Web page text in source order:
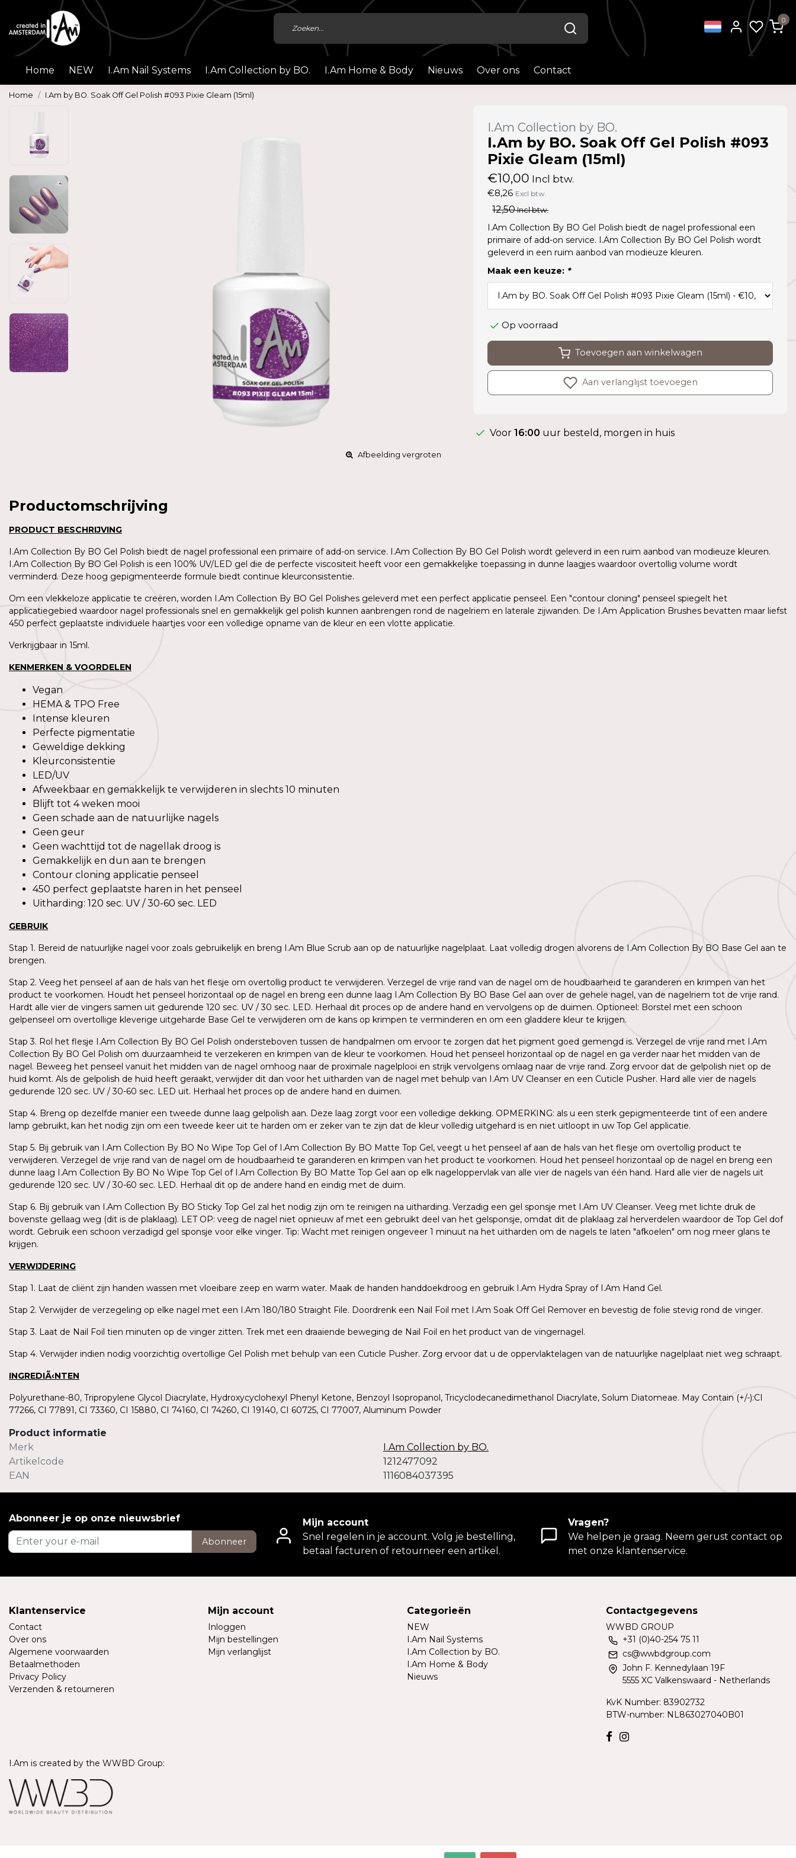
0
Home NEW I.Am Nail Systems I.Am Collection by BO. I.Am Home & Body Nieuws Over ons Contact
Home I.Am by BO. Soak Off Gel Polish #093 Pixie Gleam (15ml)
Afbeelding vergroten
I.Am Collection by BO.
I.Am by BO. Soak Off Gel Polish #093
Pixie Gleam (15ml)
€10,00 Incl btw.
€8,26 Excl btw.
12,50Incl btw.
I.Am Collection By BO Gel Polish biedt de nagel professional een
primaire of add-on service. I.Am Collection By BO Gel Polish wordt
geleverd in een ruim aanbod van modieuze kleuren.
Maak een keuze: *
Op voorraad
Toevoegen aan winkelwagen
Aan verlanglijst toevoegen
Voor 16:00 uur besteld, morgen in huis
Productomschrijving
PRODUCT BESCHRIJVING
I.Am Collection By BO Gel Polish biedt de nagel professional een primaire of add-on service. I.Am Collection By BO Gel Polish wordt geleverd in een ruim aanbod van modieuze kleuren.
I.Am Collection By BO Gel Polish is een 100% UV/LED gel die de perfecte viscositeit heeft voor een gemakkelijke toepassing in dunne laagjes waardoor overtollig volume wordt
verminderd. Deze hoog gepigmenteerde formule biedt continue kleurconsistentie.
Om een vlekkeloze applicatie te creëren, worden I.Am Collection By BO Gel Polishes geleverd met een perfect applicatie penseel. Een "contour cloning" penseel spiegelt het
applicatiegebied waardoor nagel professionals snel en gemakkelijk gel polish kunnen aanbrengen rond de nagelriem en laterale zijwanden. De I.Am Application Brushes bevatten maar liefst
450 perfect geplaatste individuele haartjes voor een volledige opname van de kleur en een vlotte applicatie.
Verkrijgbaar in 15ml.
KENMERKEN & VOORDELEN
Vegan
HEMA & TPO Free
Intense kleuren
Perfecte pigmentatie
Geweldige dekking
Kleurconsistentie
LED/UV
Afweekbaar en gemakkelijk te verwijderen in slechts 10 minuten
Blijft tot 4 weken mooi
Geen schade aan de natuurlijke nagels
Geen geur
Geen wachttijd tot de nagellak droog is
Gemakkelijk en dun aan te brengen
Contour cloning applicatie penseel
450 perfect geplaatste haren in het penseel
Uitharding: 120 sec. UV / 30-60 sec. LED
GEBRUIK
Stap 1. Bereid de natuurlijke nagel voor zoals gebruikelijk en breng I.Am Blue Scrub aan op de natuurlijke nagelplaat. Laat volledig drogen alvorens de I.Am Collection By BO Base Gel aan te
brengen.
Stap 2. Veeg het penseel af aan de hals van het flesje om overtollig product te verwijderen. Verzegel de vrije rand van de nagel om de houdbaarheid te garanderen en krimpen van het
product te voorkomen. Houdt het penseel horizontaal op de nagel en breng een dunne laag I.Am Collection By BO Base Gel aan over de gehele nagel, van de nagelriem tot de vrije rand.
Hardt alle vier de vingers samen uit gedurende 120 sec. UV / 30 sec. LED. Herhaal dit proces op de andere hand en vervolgens op de duimen. Optioneel: Borstel met een schoon
gelpenseel om overtollige kleverige uitgeharde Base Gel te verwijderen om de kans op krimpen te verminderen en om een gladdere kleur te krijgen.
Stap 3. Rol het flesje I.Am Collection By BO Gel Polish ondersteboven tussen de handpalmen om ervoor te zorgen dat het pigment goed gemengd is. Verzegel de vrije rand met I.Am
Collection By BO Gel Polish om duurzaamheid te verzekeren en krimpen van de kleur te voorkomen. Houd het penseel horizontaal op de nagel en ga verder naar het midden van de
nagel. Beweeg het penseel vanuit het midden van de nagel omhoog naar de proximale nagelplooi en strijk vervolgens omlaag naar de vrije rand. Zorg ervoor dat de gelpolish niet op de
huid komt. Als de gelpolish de huid heeft geraakt, verwijder dit dan voor het uitharden van de nagel met behulp van I.Am UV Cleanser en een Cuticle Pusher. Hard alle vier de nagels
gedurende 120 sec. UV / 30-60 sec. LED uit. Herhaal het proces op de andere hand en duimen.
Stap 4. Breng op dezelfde manier een tweede dunne laag gelpolish aan. Deze laag zorgt voor een volledige dekking. OPMERKING: als u een sterk gepigmenteerde tint of een andere
lamp gebruikt, kan het nodig zijn om een tweede keer uit te harden om er zeker van te zijn dat de kleur volledig uitgehard is en niet uitloopt in uw Top Gel applicatie.
Stap 5. Bij gebruik van I.Am Collection By BO No Wipe Top Gel of I.Am Collection By BO Matte Top Gel, veegt u het penseel af aan de hals van het flesje om overtollig product te
verwijderen. Verzegel de vrije rand van de nagel om de houdbaarheid te garanderen en krimpen van het product te voorkomen. Houd het penseel horizontaal op de nagel en breng een
dunne laag I.Am Collection By BO No Wipe Top Gel of I.Am Collection By BO Matte Top Gel aan op elk nageloppervlak van alle vier de nagels van één hand. Hard alle vier de nagels uit
gedurende 120 sec. UV / 30-60 sec. LED. Herhaal dit op de andere hand en eindig met de duim.
Stap 6. Bij gebruik van I.Am Collection By BO Sticky Top Gel zal het nodig zijn om te reinigen na uitharding. Verzadig een gel sponsje met I.Am UV Cleanser. Veeg met lichte druk de
bovenste gellaag weg (dit is de plaklaag). LET OP: veeg de nagel niet opnieuw af met een gebruikt deel van het gelsponsje, omdat dit de plaklaag zal herverdelen waardoor de Top Gel dof
wordt. Gebruik een schoon verzadigd gel sponsje voor elke vinger. Tip: Wacht met reinigen ongeveer 1 minuut na het uitharden om de nagels te laten "afkoelen" om nog meer glans te
krijgen.
VERWIJDERING
Stap 1. Laat de cliënt zijn handen wassen met vloeibare zeep en warm water. Maak de handen handdoekdroog en gebruik I.Am Hydra Spray of I.Am Hand Gel.
Stap 2. Verwijder de verzegeling op elke nagel met een I.Am 180/180 Straight File. Doordrenk een Nail Foil met I.Am Soak Off Gel Remover en bevestig de folie stevig rond de vinger.
Stap 3. Laat de Nail Foil tien minuten op de vinger zitten. Trek met een draaiende beweging de Nail Foil en het product van de vingernagel.
Stap 4. Verwijder indien nodig voorzichtig overtollige Gel Polish met behulp van een Cuticle Pusher. Zorg ervoor dat u de oppervlaktelagen van de natuurlijke nagelplaat niet weg schraapt.
INGREDIÃ‹NTEN
Polyurethane-80, Tripropylene Glycol Diacrylate, Hydroxycyclohexyl Phenyl Ketone, Benzoyl Isopropanol, Tricyclodecanedimethanol Diacrylate, Solum Diatomeae. May Contain (+/-):CI
77266, CI 77891, CI 73360, CI 15880, CI 74160, CI 74260, CI 19140, CI 60725, CI 77007, Aluminum Powder
Product informatie
Merk
I.Am Collection by BO.
Artikelcode
1212477092
EAN
1116084037395
Abonneer je op onze nieuwsbrief
Abonneer
Mijn account
Snel regelen in je account. Volg je bestelling,
betaal facturen of retourneer een artikel.
Vragen?
We helpen je graag. Neem gerust contact op
met onze klantenservice.
Klantenservice
Contact
Over ons
Algemene voorwaarden
Betaalmethoden
Privacy Policy
Verzenden & retourneren
Mijn account
Inloggen
Mijn bestellingen
Mijn verlanglijst
Categorieën
NEW
I.Am Nail Systems
I.Am Collection by BO.
I.Am Home & Body
Nieuws
Contactgegevens
WWBD GROUP
+31 (0)40-254 75 11
cs@wwbdgroup.com
John F. Kennedylaan 19F
5555 XC Valkenswaard - Netherlands
KvK Number: 83902732
BTW-number: NL863027040B01
I.Am is created by the WWBD Group: